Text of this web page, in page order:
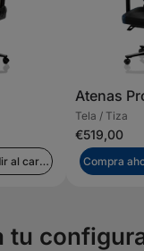
Añadir al carrito
Atenas
Tela / Tiza
€519,00
Compra
tu